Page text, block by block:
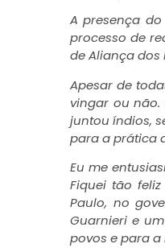
A presença
processo de
de Aliança dos
Apesar de
vingar ou
juntou índios,
para a prática
Eu me
Fiquei tão
Paulo, no
Guarnieri e
povos e para